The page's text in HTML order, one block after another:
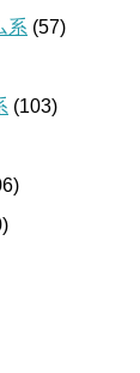
系 (57)
(103)